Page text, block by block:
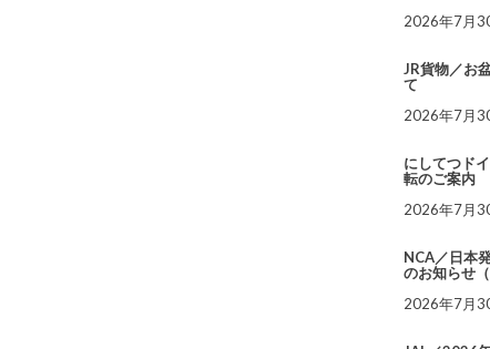
2026年7月
JR貨物／お
て
2026年7月
にしてつド
転のご案内
2026年7月
NCA／日本
のお知らせ
2026年7月